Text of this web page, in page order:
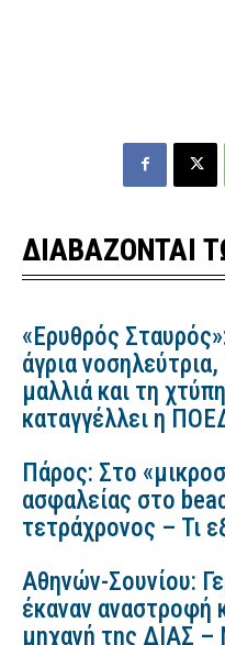
ΔΙΑΒΑΖΟΝΤΑΙ
«Ερυθρός
άγρια
μαλλιά και τη
καταγγέλλει η
Πάρος: Στο
ασφαλείας στο
τετράχρονος – Τι
Αθηνών-Σουνίου:
έκαναν αναστροφή
μηχανή της ΔΙΑΣ –